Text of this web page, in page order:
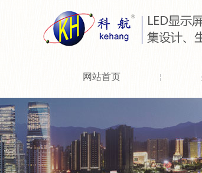
网站首页